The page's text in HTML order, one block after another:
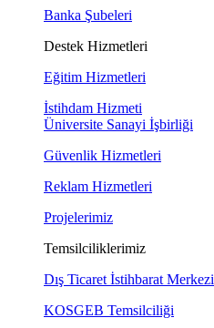
Banka Şubeleri
Destek Hizmetleri
Eğitim Hizmetleri
İstihdam Hizmeti
Üniversite Sanayi İşbirliği
Güvenlik Hizmetleri
Reklam Hizmetleri
Projelerimiz
Temsilciliklerimiz
Dış Ticaret İstihbarat Merkezi
KOSGEB Temsilciliği